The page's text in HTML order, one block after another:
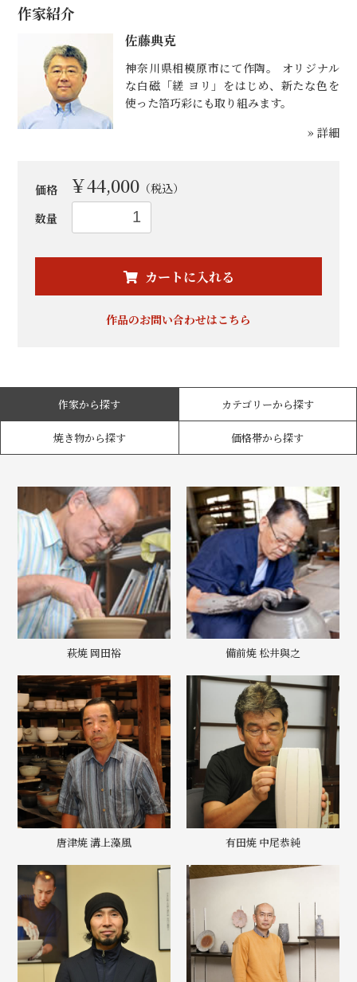
作家紹介
佐藤典克
神奈川県相模原市にて作陶。 オリジナル
な白磁「縒 ヨリ」をはじめ、新たな色を
使った箔巧彩にも取り組みます。
» 詳細
価格 ￥44,000 （税込）
数量
カートに入れる
お買い物を続ける
作品のお問い合わせはこちら
作家から探す カテゴリーから探す
焼き物から探す 価格帯から探す
萩焼 岡田裕 備前焼 松井與之
唐津焼 溝上藻風 有田焼 中尾恭純